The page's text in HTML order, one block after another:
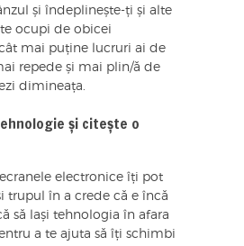
și îndeplinește-ți și alte
ocupi de obicei
mai puține lucruri ai de
repede și mai plin/ă de
dimineața.
și citește o
electronice îți pot
trupul în a crede că e încă
să lași tehnologia în afara
a te ajuta să îți schimbi